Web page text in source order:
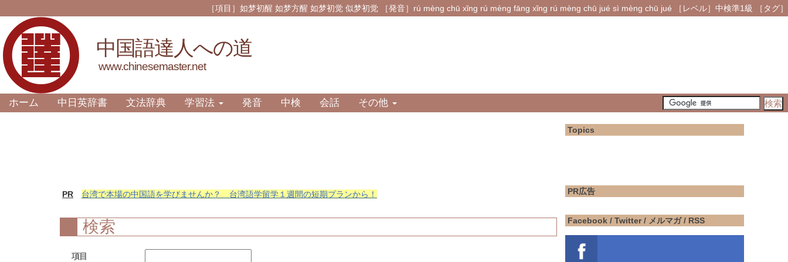
［項目］如梦初醒 如梦方醒 如梦初觉 似梦初觉 ［発音］rú mèng chū xǐng rú mèng fāng xǐng rú mèng chū jué sì mèng chū jué ［レベル］中検準1級 ［タグ］
中国語達人への道
www.chinesemaster.net
ホーム 中日英辞書 文法辞典 学習法 発音 中検 会話 その他
Topics
PR 台湾で本場の中国語を学びませんか？ 台湾語学留学１週間の短期プランから！
検索
項目
PR広告
Facebook / Twitter / メルマガ / RSS